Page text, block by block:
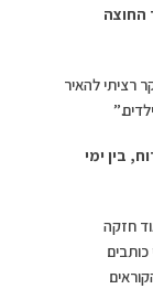
החוצה
רציתי להאיר
בין ימי
חזקה